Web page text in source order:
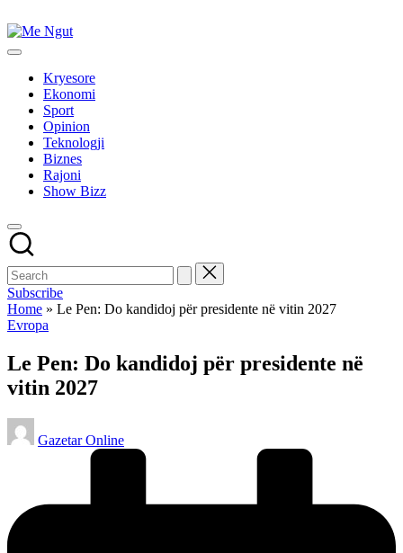
to
content
Me
Këtu
lajmet
ngut
Kryesore
Ekonomi
Sport
Opinion
Teknologji
Biznes
Rajoni
Show Bizz
Subscribe
Home » Le Pen: Do kandidoj për presidente në vitin 2027
Posted
Evropa
Le Pen: Do kandidoj për presidente në
vitin 2027
Posted
by
Gazetar Online